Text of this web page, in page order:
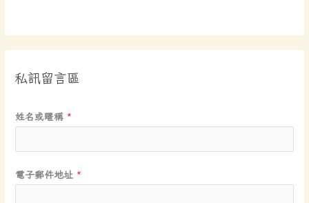
私訊留言區
文
章
留
姓名或暱稱 *
電子郵件地址 *